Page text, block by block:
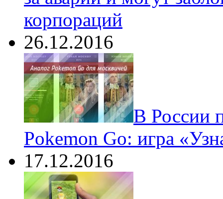
корпораций
26.12.2016
В России
Pokemon Go: игра
17.12.2016